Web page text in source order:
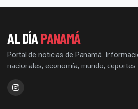
AL DÍAPANAMÁ
Portal de noticias de Panamá.
nacionales, economía, mundo, deportes